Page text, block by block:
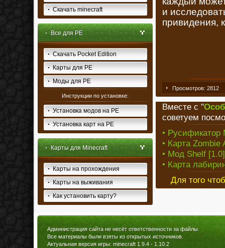
Скачать minecraft
Все для PE
Скачать Pocket Edition
Карты для PE
Моды для PE
Инструкции по установке:
Установка модов на PE
Установка карт на PE
Карты для Minecraft
Карты на прохождения
Карты на выживания
Как установить карту?
и
привидения,
Просмотров: 2812
Вместе с "
советуем
• Русификатор
• Карта
• Мод Shelf [1.0]
• Карта
Для того
Администрация сайта не несёт ответственности за файлы.
Все материалы были взяты из открытых источников.
Актуальная версия игры: minecraft 1.9.4 - 1.10.2